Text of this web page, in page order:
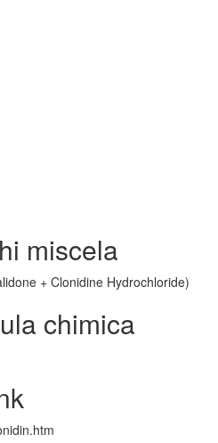
miscela
+ Clonidine Hydrochloride)
chimica